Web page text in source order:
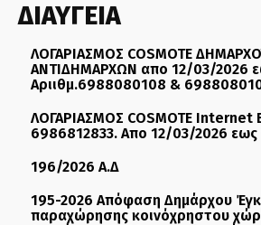
ΔΙΑΥΓΕΙΑ
ΛΟΓΑΡΙΑΣΜΟΣ COSMOTE
ΑΝΤΙΔΗΜΑΡΧΩΝ απο 12/03/2026
Αριιθμ.6988080108 &
ΛΟΓΑΡΙΑΣΜΟΣ COSMOTE Internet
6986812833. Απο 12/03/2026
196/2026 Α.Δ
195-2026 Απόφαση Δημάρχου
παραχώρησης κοινόχρηστου